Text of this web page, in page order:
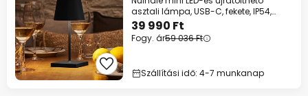
asztali lámpa, USB-C, fekete, IP54,
dimm.
39 990 Ft
Fogy. ár59 036 Ft
Szállítási idő: 4-7 munkanap